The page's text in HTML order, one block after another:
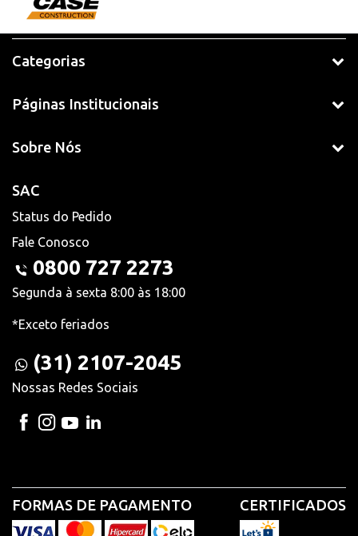
Categorias
Páginas Institucionais
Sobre Nós
SAC
Status do Pedido
Fale Conosco
0800 727 2273
Segunda à sexta 8:00 às 18:00
*Exceto feriados
(31) 2107-2045
Nossas Redes Sociais
FORMAS DE PAGAMENTO CERTIFICADOS